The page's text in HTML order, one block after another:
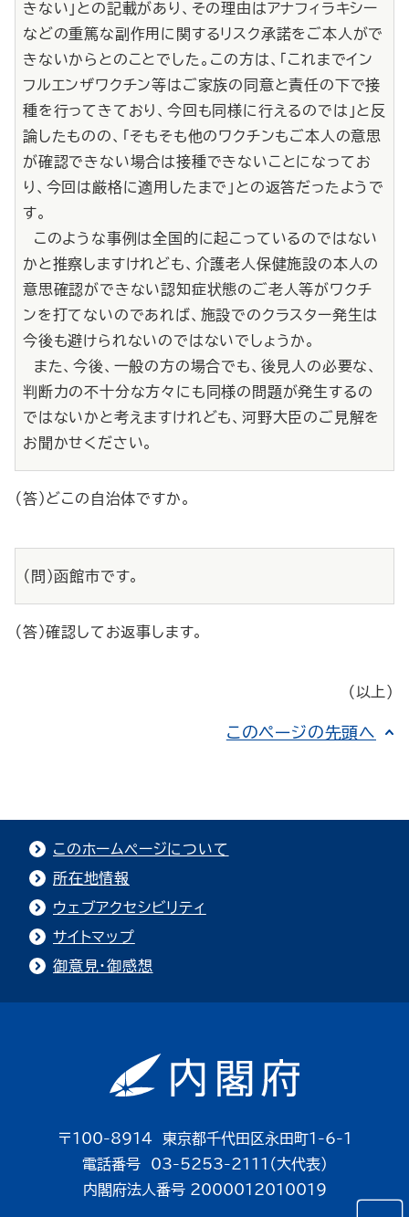
きない」との記載があり、その理由はアナフィラキシー
などの重篤な副作用に関するリスク承諾をご本人がで
きないからとのことでした。この方は、「これまでイン
フルエンザワクチン等はご家族の同意と責任の下で接
種を行ってきており、今回も同様に行えるのでは」と反
論したものの、「そもそも他のワクチンもご本人の意思
が確認できない場合は接種できないことになってお
り、今回は厳格に適用したまで」との返答だったようで
す。
このような事例は全国的に起こっているのではない
かと推察しますけれども、介護老人保健施設の本人の
意思確認ができない認知症状態のご老人等がワクチ
ンを打てないのであれば、施設でのクラスター発生は
今後も避けられないのではないでしょうか。
また、今後、一般の方の場合でも、後見人の必要な、
判断力の不十分な方々にも同様の問題が発生するの
ではないかと考えますけれども、河野大臣のご見解を
お聞かせください。
（答）どこの自治体ですか。
（問）函館市です。
（答）確認してお返事します。
（以上）
このページの先頭へ
このホームページについて
所在地情報
ウェブアクセシビリティ
サイトマップ
御意見・御感想
〒100-8914 東京都千代田区永田町1-6-1
電話番号 03-5253-2111（大代表）
内閣府法人番号 2000012010019